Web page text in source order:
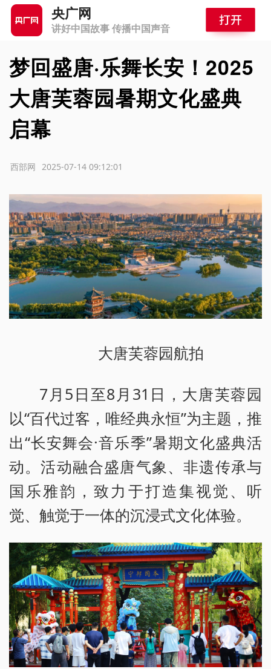
央广网
讲好中国故事 传播中国声音
梦回盛唐·乐舞长安！2025
大唐芙蓉园暑期文化盛典
启幕
2025-07-14 09:12:01
西部网
大唐芙蓉园航拍
7月5日至8月31日，大唐芙蓉园
以“百代过客，唯经典永恒”为主题，推
出“长安舞会·音乐季”暑期文化盛典活
动。活动融合盛唐气象、非遗传承与
国乐雅韵，致力于打造集视觉、听
觉、触觉于一体的沉浸式文化体验。